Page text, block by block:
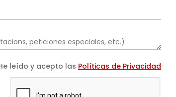
leído y acepto las Políticas de Privacidad